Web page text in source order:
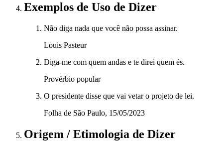
Exemplos de Uso de Dizer
Não diga nada que você não possa assinar.
Louis Pasteur
Diga-me com quem andas e te direi quem és.
Provérbio popular
O presidente disse que vai vetar o projeto de lei.
Folha de São Paulo, 15/05/2023
Origem / Etimologia de Dizer